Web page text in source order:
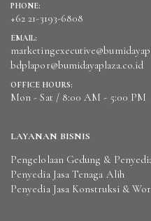
PHONE:
+62 21-3193-6808
EMAIL:
bdplapor@bumidayaplaza.co.id
OFFICE HOURS:
Mon - Sat / 8:00 AM - 5:00 PM
LAYANAN BISNIS
Pengelolaan Gedung &
Penyedia Jasa Tenaga Alih
Penyedia Jasa Konstruksi &